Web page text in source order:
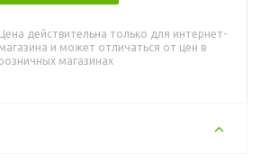
около 20 %) Baypren
4 - 7 м.ч. Desmodur RE (содержание
Цена действительна только для интернет-
магазина и может отличаться от цен в
розничных магазинах